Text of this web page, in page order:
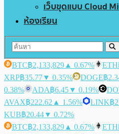
เว็บขุดแบบ Cloud
ห้องเรียน
BTC฿2,133,829 ▲ 0.67% ETH
XRP฿35.77▼ 0.35% DOGE฿
0.38%
ADA฿6.45▼ 0.19%
AVAX฿222.62 ▲ 1.56% LINK฿
KUB฿20.44▼ 0.72%
BTC฿2,133,829 ▲ 0.67% ETH